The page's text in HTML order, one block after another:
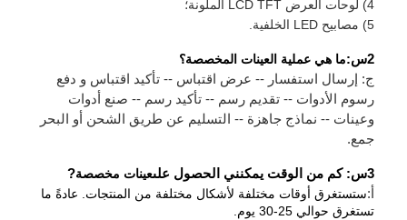
4) لوحات العرض LCD TFT الملونة؛
5) مصابيح LED الخلفية.
2س:
ما هي عملية العينات المخصصة؟
ج: إرسال استفسار -- عرض اقتباس -- تأكيد اقتباس و دفع
رسوم الأدوات -- تقديم رسم -- تأكيد رسم -- صنع أدوات
وعينات -- نماذج جاهزة -- التسليم عن طريق الشحن أو البحر
جمع.
3س: كم من الوقت يمكنني الحصول على عينات مخصصة?
أ:ستستغرق أوقات مختلفة لأشكال مختلفة من المنتجات. عادةً ما
تستغرق حوالي 25-30 يوم.